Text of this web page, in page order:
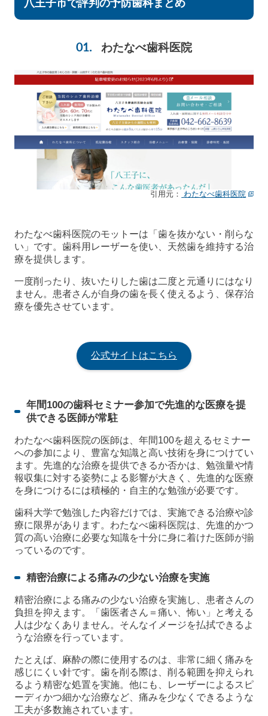
八王子市で評判の予防歯科まとめ
わたなべ歯科医院
引用元： わたなべ歯科医院
わたなべ歯科医院のモットーは「歯を抜かない・削らな
い」です。歯科用レーザーを使い、天然歯を維持する治
療を提供します。
一度削ったり、抜いたりした歯は二度と元通りにはなり
ません。患者さんが自身の歯を長く使えるよう、保存治
療を優先させています。
公式サイトはこちら
年間100の歯科セミナー参加で先進的な医療を提
供できる医師が常駐
わたなべ歯科医院の医師は、年間100を超えるセミナー
への参加により、豊富な知識と高い技術を身につけてい
ます。先進的な治療を提供できるか否かは、勉強量や情
報収集に対する姿勢による影響が大きく、先進的な医療
を身につけるには積極的・自主的な勉強が必要です。
歯科大学で勉強した内容だけでは、実施できる治療や診
療に限界があります。わたなべ歯科医院は、先進的かつ
質の高い治療に必要な知識を十分に身に着けた医師が揃
っているのです。
精密治療による痛みの少ない治療を実施
精密治療による痛みの少ない治療を実施し、患者さんの
負担を抑えます。「歯医者さん＝痛い、怖い」と考える
人は少なくありません。そんなイメージを払拭できるよ
うな治療を行っています。
たとえば、麻酔の際に使用するのは、非常に細く痛みを
感じにくい針です。歯を削る際は、削る範囲を抑えられ
るよう精密な処置を実施。他にも、レーザーによるスピ
ーディかつ細かな治療など、痛みを少なくできるような
工夫が多数施されています。